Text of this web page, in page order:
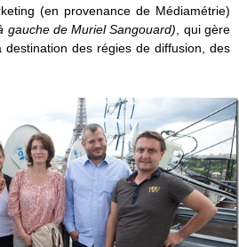
(en provenance de Médiamétrie)
gauche de Muriel Sangouard)
qui gère
destination des régies de diffusion, des